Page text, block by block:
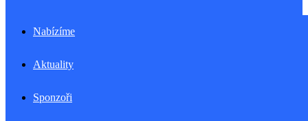
Nabízíme
Aktuality
Sponzoři